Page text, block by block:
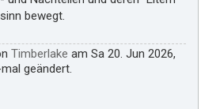
bewegt.
Timberlake am Sa 20. Jun 2026,
geändert.